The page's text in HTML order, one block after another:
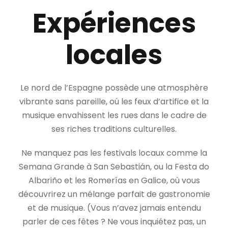
Expériences
locales
Le nord de l’Espagne possède une atmosphère
vibrante sans pareille, où les feux d’artifice et la
musique envahissent les rues dans le cadre de
ses riches traditions culturelles.
Ne manquez pas les festivals locaux comme la
Semana Grande à San Sebastián, ou la Festa do
Albariño et les Romerías en Galice, où vous
découvrirez un mélange parfait de gastronomie
et de musique. (Vous n’avez jamais entendu
parler de ces fêtes ? Ne vous inquiétez pas, un